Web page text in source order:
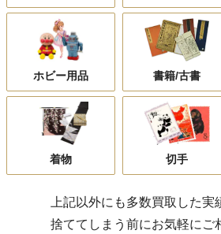
ホビー用品 書籍/古書
着物 切手
上記以外にも多数買取した実
捨ててしまう前にお気軽にご